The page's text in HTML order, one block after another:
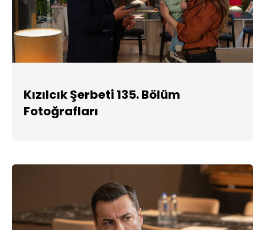
Kızılcık Şerbeti 135. Bölüm
Fotoğrafları